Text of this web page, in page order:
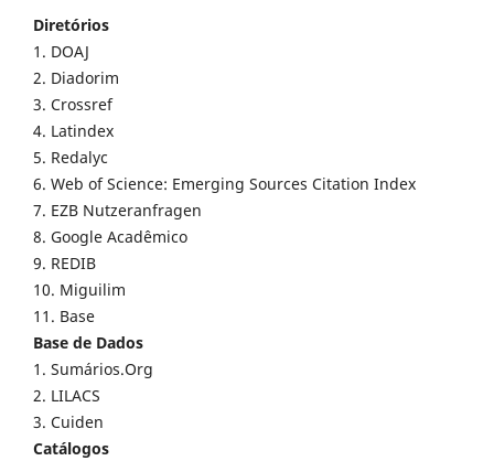
Diretórios
1. DOAJ
2. Diadorim
3. Crossref
4. Latindex
5. Redalyc
6. Web of Science: Emerging Sources Citation Index
7. EZB Nutzeranfragen
8. Google Acadêmico
9. REDIB
10. Miguilim
11. Base
Base de Dados
1. Sumários.Org
2. LILACS
3. Cuiden
Catálogos